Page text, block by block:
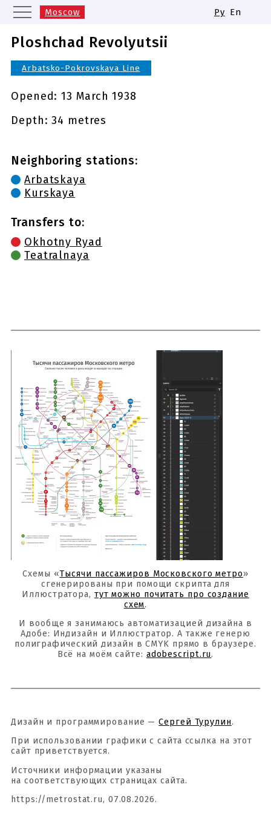
Moscow
Kazan
Nizhny Novgorod
Novosibirsk
Samara
Same names of metro stations
Ру En
Ploshchad Revolyutsii
Arbatsko-Pokrovskaya Line
Opened:13 March 1938
Depth: 34 metres
Neighboring stations:
Arbatskaya
Kurskaya
Transfers to:
Okhotny Ryad
Teatralnaya
Схемы «Тысячи пассажиров Московского метро»
сгенерированы при помощи скрипта для
Иллюстратора, тут можно почитать про создание
схем.
И вообще я занимаюсь автоматизацией дизайна в
Адобе: Индизайн и Иллюстратор. А также генерю
полиграфический дизайн в CMYK прямо в браузере.
Всё на моём сайте: adobescript.ru.
Дизайн и программирование —Сергей Турулин.
При использовании графики с сайта ссылка на этот
сайт приветствуется.
Источники информации указаны
на соответствующих страницах сайта.
https://metrostat.ru, 07.08.2026.